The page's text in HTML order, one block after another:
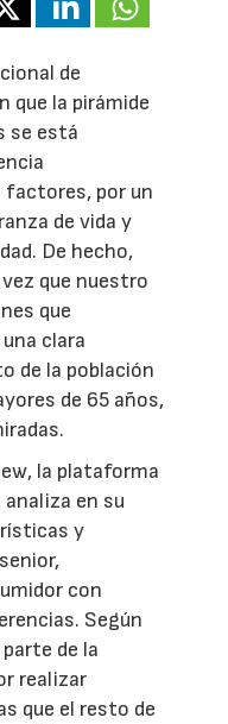
de
que la pirámide
se está
por un
de vida y
De hecho,
que nuestro
que
clara
de la población
de 65 años,
la plataforma
en su
y
con
Según
de la
realizar
que el resto de